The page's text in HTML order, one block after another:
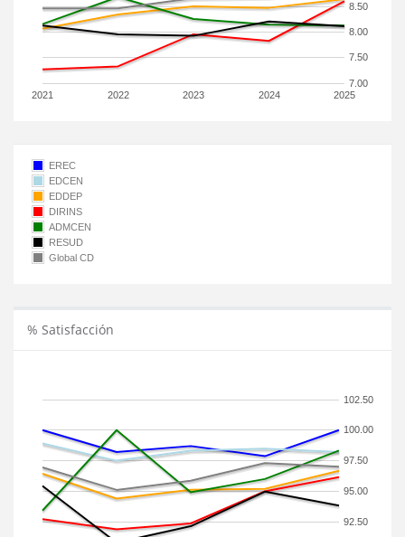
2021 2022 2023 2024 2025
7.00
7.50
8.00
8.50
EREC
EDCEN
EDDEP
DIRINS
ADMCEN
RESUD
Global CD
% Satisfacción
92.50
95.00
97.50
100.00
102.50